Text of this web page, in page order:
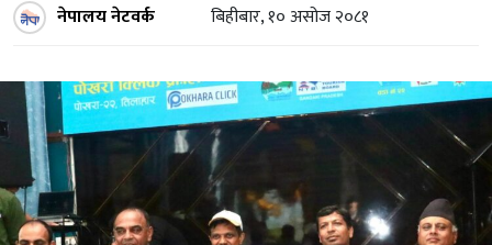
नेपालय नेटवर्क बिहीबार, १० असोज २०८१